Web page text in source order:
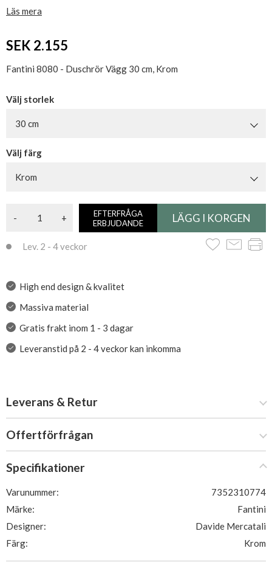
Duschrörets längd: 30 cm
Läs mera
SEK 2.155
Fantini 8080 - Duschrör Vägg 30 cm, Krom
Välj storlek
30 cm
Välj färg
Krom
- +
EFTERFRÅGA
ERBJUDANDE
Lev. 2 - 4 veckor
High end design & kvalitet
Massiva material
Gratis frakt inom 1 - 3 dagar
Leveranstid på 2 - 4 veckor kan inkomma
Leverans & Retur
Offertförfrågan
Specifikationer
Varunummer:
7352310774
Märke:
Fantini
Designer:
Davide Mercatali
Färg:
Krom